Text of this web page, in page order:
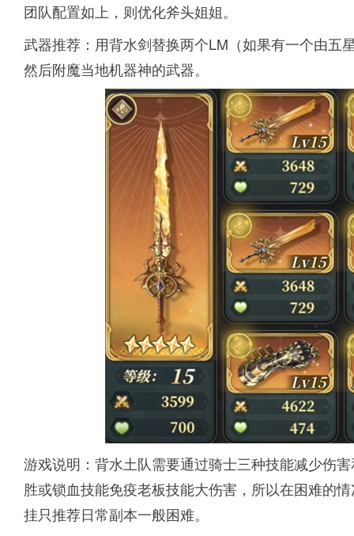
团队配置如上，则优化斧头姐姐。
武器推荐：用背水剑替换两个LM（如果有一个由五
然后附魔当地机器神的武器。
游戏说明：背水土队需要通过骑士三种技能减少伤
胜或锁血技能免疫老板技能大伤害，所以在困难的
挂只推荐日常副本一般困难。